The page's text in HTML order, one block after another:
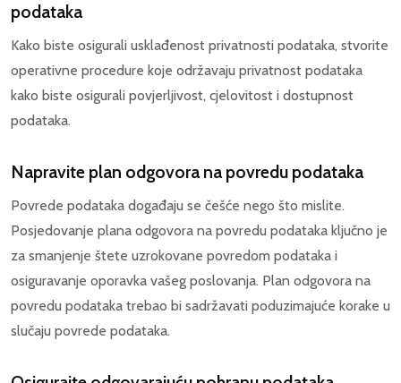
podataka
Kako biste osigurali usklađenost privatnosti podataka, stvorite
operativne procedure koje održavaju privatnost podataka
kako biste osigurali povjerljivost, cjelovitost i dostupnost
podataka.
Napravite plan odgovora na povredu podataka
Povrede podataka događaju se češće nego što mislite.
Posjedovanje plana odgovora na povredu podataka ključno je
za smanjenje štete uzrokovane povredom podataka i
osiguravanje oporavka vašeg poslovanja. Plan odgovora na
povredu podataka trebao bi sadržavati poduzimajuće korake u
slučaju povrede podataka.